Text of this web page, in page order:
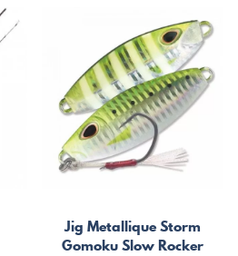
Jig Metallique Storm
Gomoku Slow Rocker